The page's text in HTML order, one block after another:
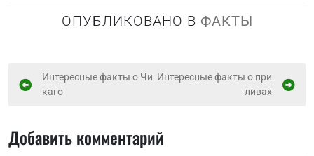
ОПУБЛИКОВАНО В ФАКТЫ
Н
и
Интересные факты о Чи
каго
Интересные факты о при
ливах
Добавить комментарий